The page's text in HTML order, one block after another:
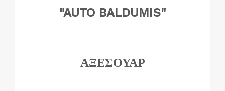
"AUTO BALDUMIS"
ΑΞΕΣΟΥΑΡ